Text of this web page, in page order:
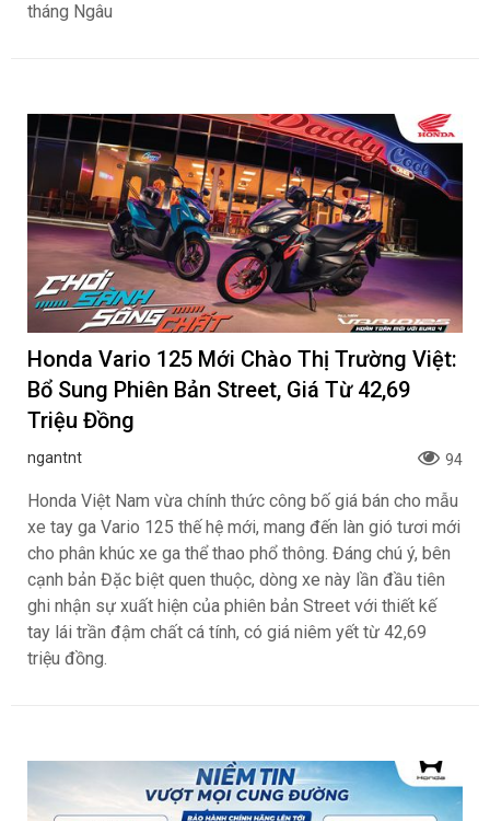
tháng Ngâu
Honda Vario 125 Mới Chào Thị Trường Việt:
Bổ Sung Phiên Bản Street, Giá Từ 42,69
Triệu Đồng
ngantnt 94
Honda Việt Nam vừa chính thức công bố giá bán cho mẫu
xe tay ga Vario 125 thế hệ mới, mang đến làn gió tươi mới
cho phân khúc xe ga thể thao phổ thông. Đáng chú ý, bên
cạnh bản Đặc biệt quen thuộc, dòng xe này lần đầu tiên
ghi nhận sự xuất hiện của phiên bản Street với thiết kế
tay lái trần đậm chất cá tính, có giá niêm yết từ 42,69
triệu đồng.